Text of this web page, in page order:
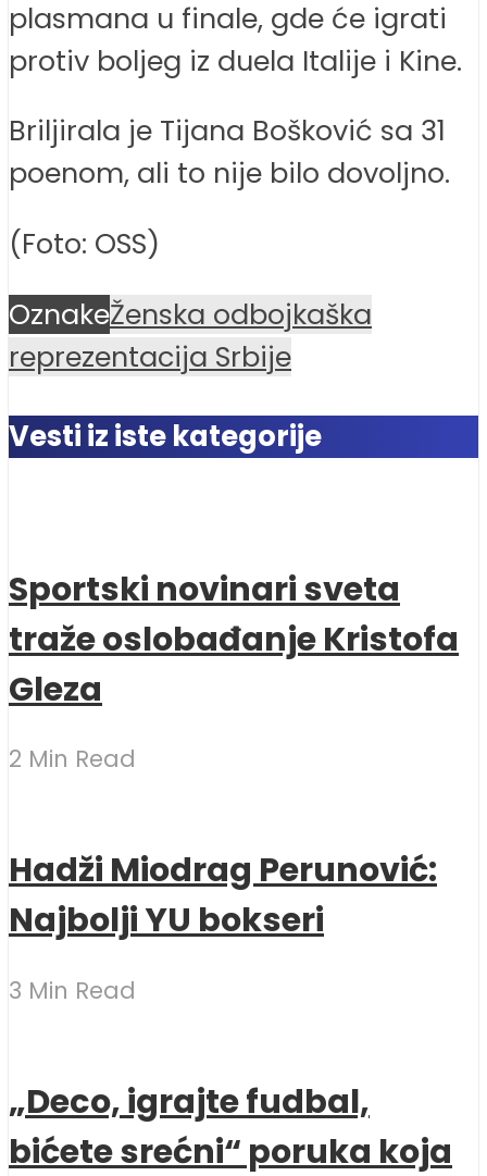
plasmana u finale, gde će igrati
protiv boljeg iz duela Italije i Kine.
Briljirala je Tijana Bošković sa 31
poenom, ali to nije bilo dovoljno.
(Foto: OSS)
OznakeŽenska odbojkaška
reprezentacija Srbije
Vesti iz iste kategorije
Sportski novinari sveta
traže oslobađanje Kristofa
Gleza
2 Min Read
Hadži Miodrag Perunović:
Najbolji YU bokseri
3 Min Read
„Deco, igrajte fudbal,
bićete srećni“ poruka koja